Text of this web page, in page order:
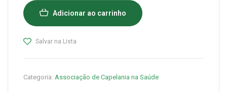
Adicionar ao carrinho
Salvar na Lista
Categoria: Associação de Capelania na Saúde